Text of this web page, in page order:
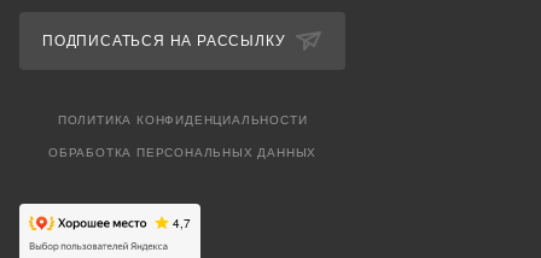
ПОДПИСАТЬСЯ НА РАССЫЛКУ
ПОЛИТИКА КОНФИДЕНЦИАЛЬНОСТИ
ОБРАБОТКА ПЕРСОНАЛЬНЫХ ДАННЫХ